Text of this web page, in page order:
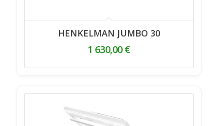
HENKELMAN JUMBO 30
1 630,00€